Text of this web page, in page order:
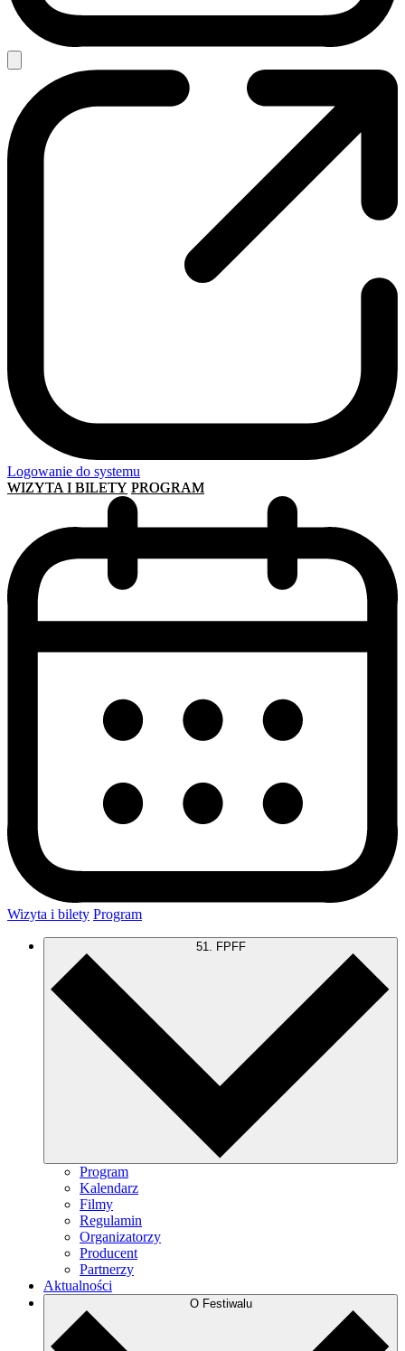
Logowanie do systemu
WIZYTA I BILETY PROGRAM
Wizyta i bilety Program
51. FPFF
Program
Kalendarz
Filmy
Regulamin
Organizatorzy
Producent
Partnerzy
Aktualności
O Festiwalu